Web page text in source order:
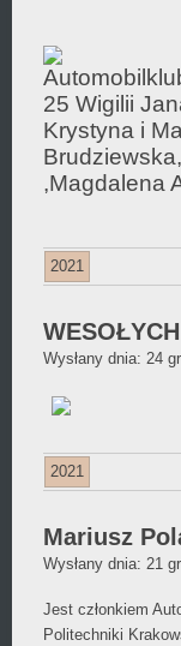
25 Wigilii
Krystyna i
Brudziewska,
,Magdalena
2021
Wysłany dnia: 24
2021
Mariusz
Wysłany dnia: 21
Jest członkiem
Politechniki